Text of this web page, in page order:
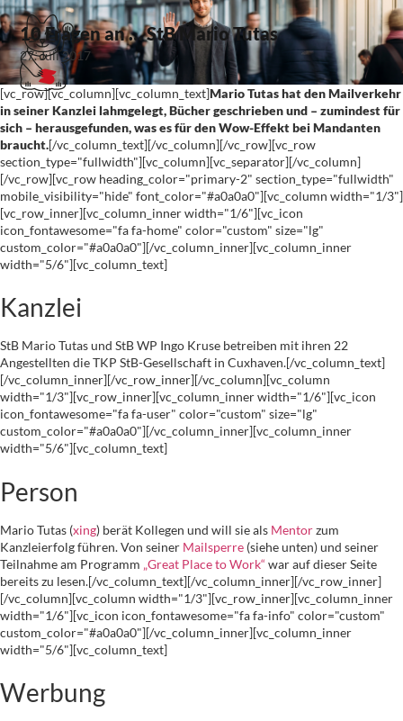
10 Fragen an … StB Mario Tutas
27. Juli 2017
[vc_row][vc_column][vc_column_text]Mario Tutas hat den Mailverkehr
in seiner Kanzlei lahmgelegt, Bücher geschrieben und – zumindest für
sich – herausgefunden, was es für den Wow-Effekt bei Mandanten
braucht.[/vc_column_text][/vc_column][/vc_row][vc_row
section_type="fullwidth"][vc_column][vc_separator][/vc_column]
[/vc_row][vc_row heading_color="primary-2" section_type="fullwidth"
mobile_visibility="hide" font_color="#a0a0a0"][vc_column width="1/3"]
[vc_row_inner][vc_column_inner width="1/6"][vc_icon
icon_fontawesome="fa fa-home" color="custom" size="lg"
custom_color="#a0a0a0"][/vc_column_inner][vc_column_inner
width="5/6"][vc_column_text]
Kanzlei
StB Mario Tutas und StB WP Ingo Kruse betreiben mit ihren 22
Angestellten die TKP StB-Gesellschaft in Cuxhaven.[/vc_column_text]
[/vc_column_inner][/vc_row_inner][/vc_column][vc_column
width="1/3"][vc_row_inner][vc_column_inner width="1/6"][vc_icon
icon_fontawesome="fa fa-user" color="custom" size="lg"
custom_color="#a0a0a0"][/vc_column_inner][vc_column_inner
width="5/6"][vc_column_text]
Person
Mario Tutas (xing) berät Kollegen und will sie als Mentorzum
Kanzleierfolg führen. Von seiner Mailsperre (siehe unten) und seiner
Teilnahme am Programm „Great Place to Work“ war auf dieser Seite
bereits zu lesen.[/vc_column_text][/vc_column_inner][/vc_row_inner]
[/vc_column][vc_column width="1/3"][vc_row_inner][vc_column_inner
width="1/6"][vc_icon icon_fontawesome="fa fa-info" color="custom"
custom_color="#a0a0a0"][/vc_column_inner][vc_column_inner
width="5/6"][vc_column_text]
Werbung